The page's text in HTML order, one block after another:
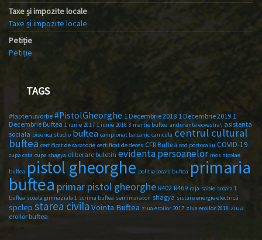
Taxe și impozite locale
Taxe și impozite locale
Petiție
Petiție
TAGS
#faptenuvorbe #PistolGheorghe 1 Decembrie 2018 1 Decembrie 2019 1
Decembrie Buftea 1 iunie 2017 1 iunie 2018 8 martie buftea anduranta ecvestra\ asistenta
sociala biserica studio buftea campionat balcanic canicula centrul cultural
buftea certificat de casatorie certificat de deces CFR Buftea cod portocaliu COVID-19
cupa csta cupa shagya eliberare buletin evidenta persoanelor mos nicolae
buftea pistol gheorghe politia locala buftea primaria
buftea primar pistol gheorghe R402 R469 raja sabie scoala 1
buftea scoala gimnaziala 1 scrima buftea semimaraton shagya sistare energie electrică
spclep starea civila Vointa Buftea ziua eroilor 2017 ziua eroilor 2018 ziua
eroilor buftea